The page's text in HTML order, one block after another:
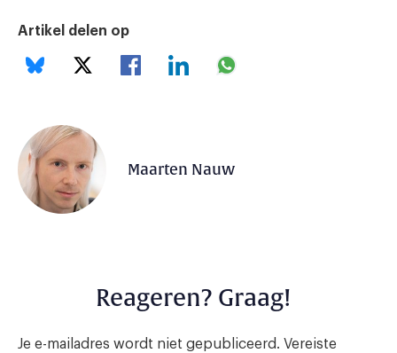
Artikel delen op
Maarten Nauw
Reageren? Graag!
Je e-mailadres wordt niet gepubliceerd. Vereiste